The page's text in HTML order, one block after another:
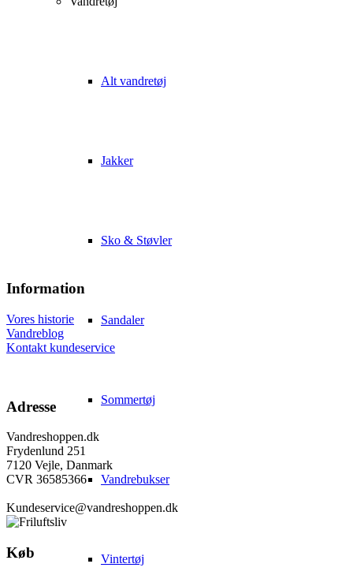
Alt vandretøj
Jakker
Sko & Støvler
Sandaler
Sommertøj
Vandrebukser
Vintertøj
Information
Vores historie
Vandreblog
Kontakt kundeservice
Adresse
Vandreshoppen.dk
Frydenlund 251
7120 Vejle, Danmark
CVR 36585366
Kundeservice@vandreshoppen.dk
Køb